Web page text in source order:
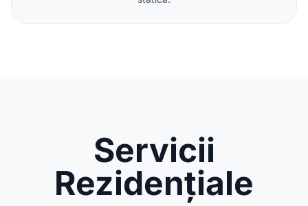
Servicii
Rezidențiale